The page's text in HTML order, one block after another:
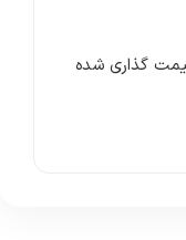
گذاری شده